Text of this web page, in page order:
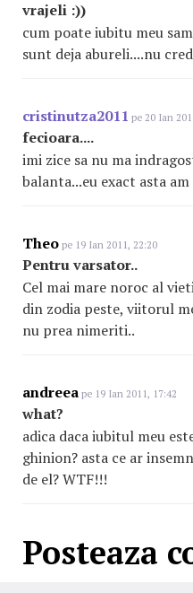
vrajeli :))
cum poate iubitu meu
sunt deja abureli....nu
cristinutza2011 pe 20 Ian
fecioara....
imi zice sa nu ma
balanta...eu exact asta
Theo pe 19 Ian 2011, 22:20
Pentru varsator..
Cel mai mare noroc al
din zodia peste, viitorul
nu prea nimeriti..
andreea pe 19 Ian 2011, 17:42
what?
adica daca iubitul meu
ghinion? asta ce ar
de el? WTF!!!
Posteaza